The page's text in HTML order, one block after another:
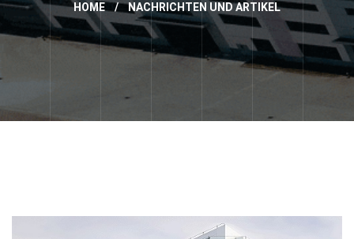
HOME / NACHRICHTEN UND ARTIKEL